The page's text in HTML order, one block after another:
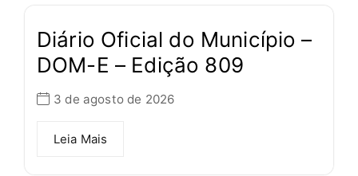
Diário Oficial do Município –
DOM-E – Edição 809
3 de agosto de 2026
Leia Mais